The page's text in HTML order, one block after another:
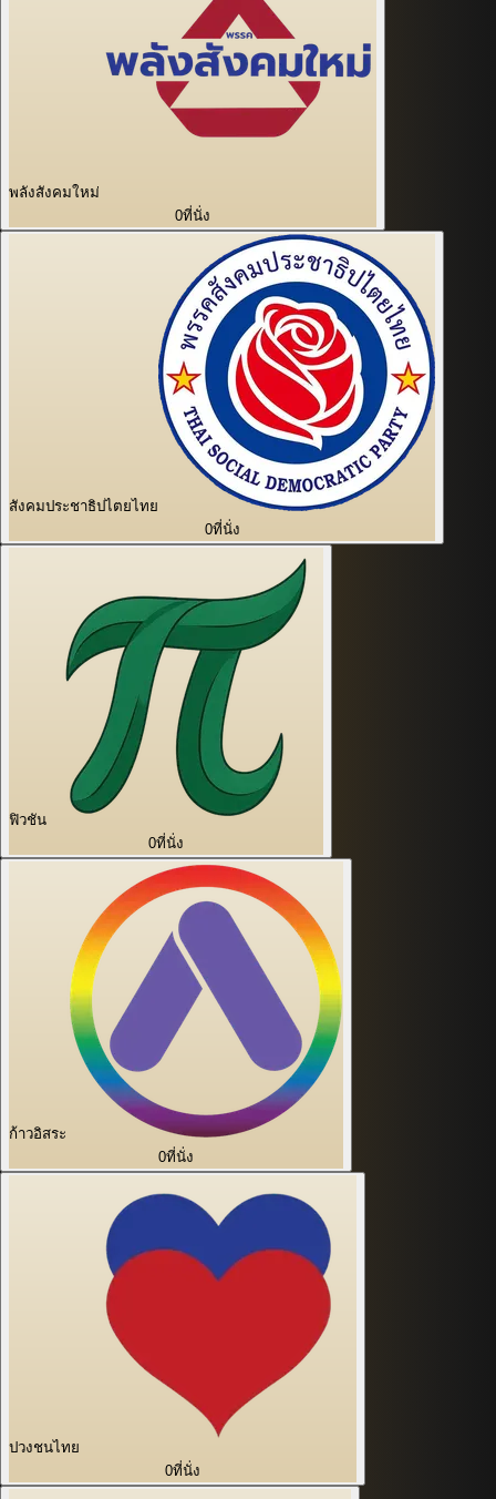
พลังสังคมใหม่
0ที่นั่ง
สังคมประชาธิปไตยไทย
0ที่นั่ง
ฟิวชัน
0ที่นั่ง
ก้าวอิสระ
0ที่นั่ง
ปวงชนไทย
0ที่นั่ง